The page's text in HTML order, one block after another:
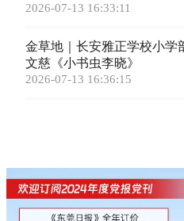
2026-07-13 16:33:11
金草地｜长安雅正学校小学
文慈《小书虫李晓》
2026-07-13 16:36:15